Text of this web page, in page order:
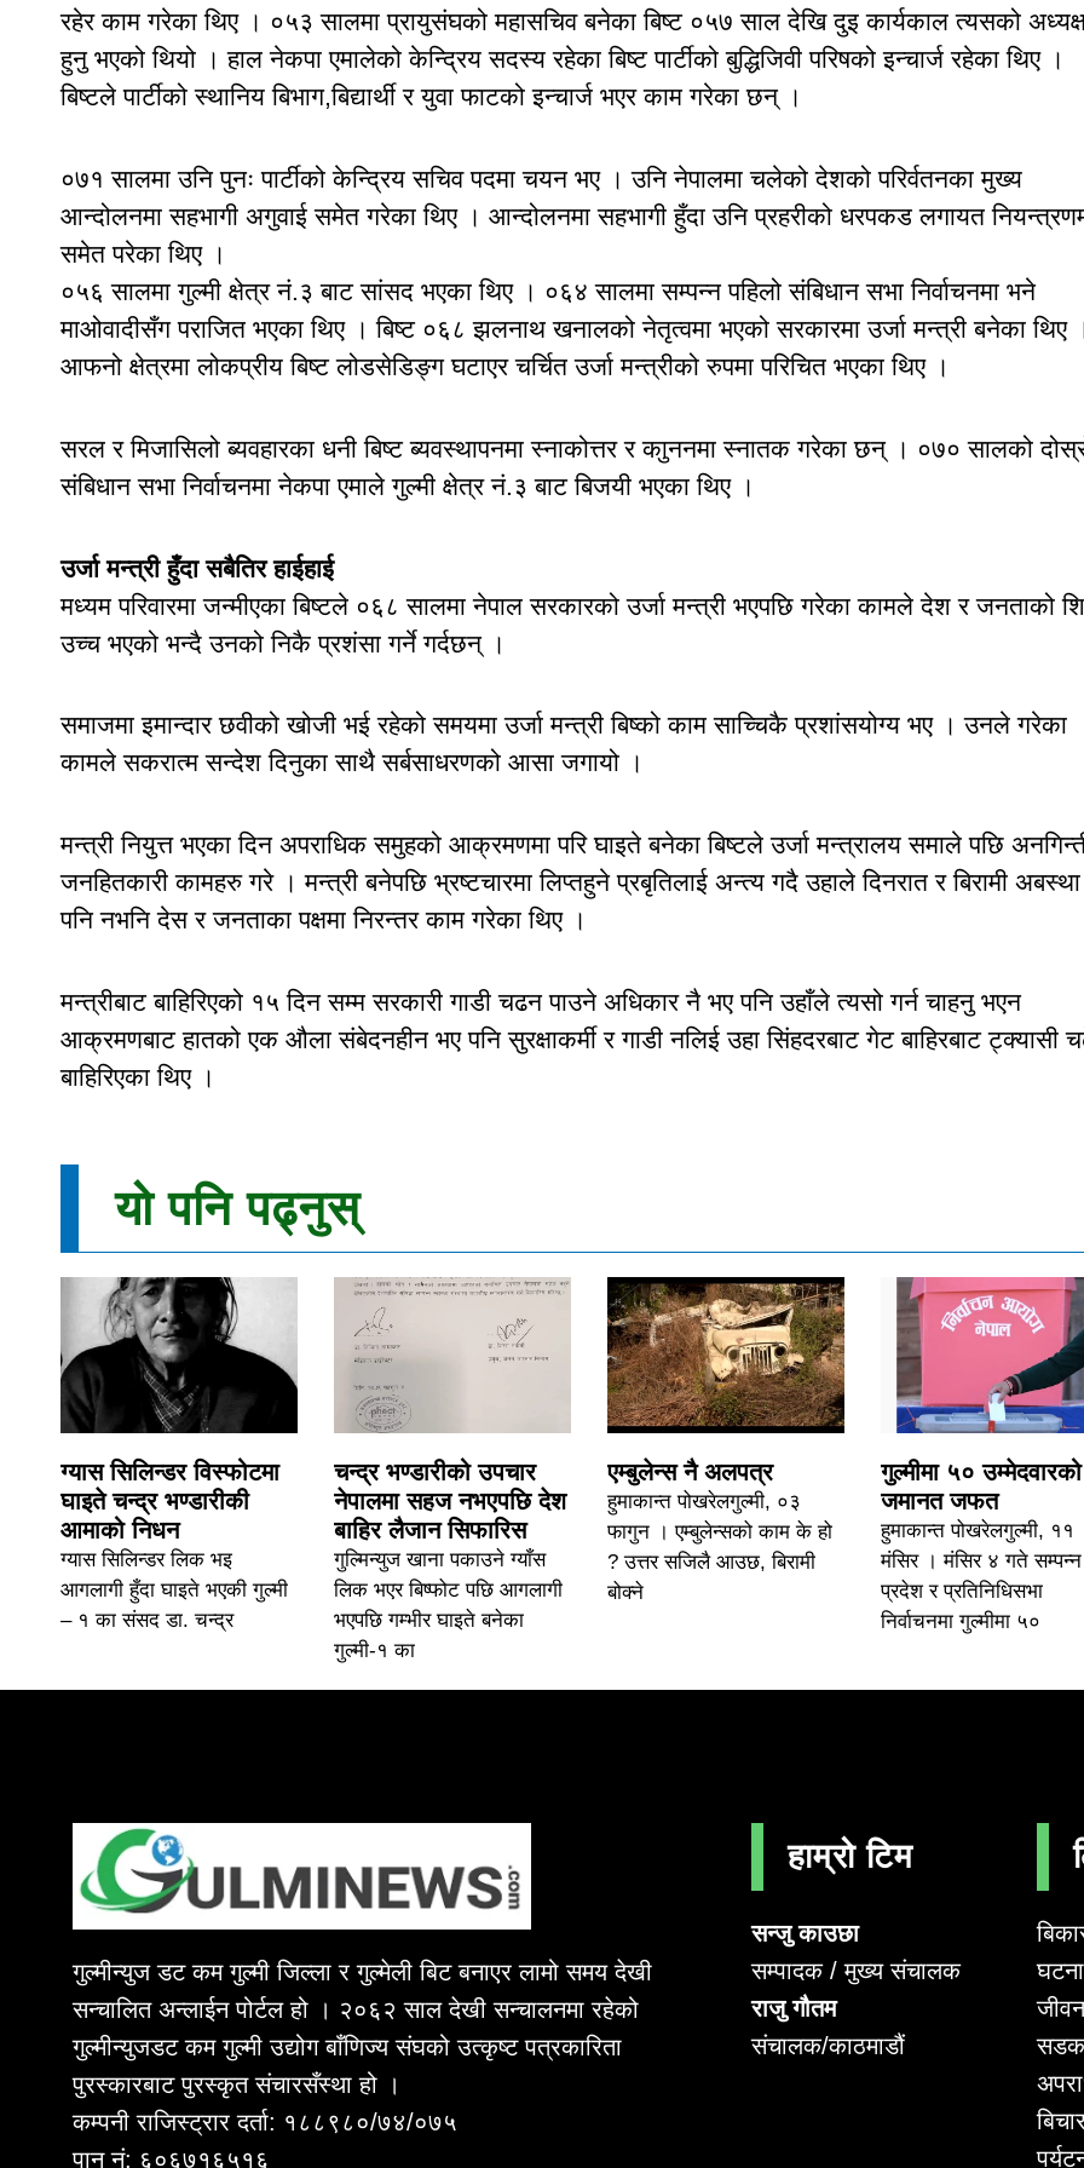
रहेर काम गरेका थिए । ०५३ सालमा प्रायुसंघको महासचिव बनेका बिष्ट ०५७ साल देखि दुइ कार्यकाल त्यसको
हुनु भएको थियो । हाल नेकपा एमालेको केन्द्रिय सदस्य रहेका बिष्ट पार्टीको बुद्धिजिवी परिषको इन्चार्ज रहेका थिए ।
बिष्टले पार्टीको स्थानिय बिभाग,बिद्यार्थी र युवा फाटको इन्चार्ज भएर काम गरेका छन् ।
०७१ सालमा उनि पुनः पार्टीको केन्द्रिय सचिव पदमा चयन भए । उनि नेपालमा चलेको देशको परिर्वतनका मुख्य
आन्दोलनमा सहभागी अगुवाई समेत गरेका थिए । आन्दोलनमा सहभागी हुँदा उनि प्रहरीको धरपकड लगायत
समेत परेका थिए ।
०५६ सालमा गुल्मी क्षेत्र नं.३ बाट सांसद भएका थिए । ०६४ सालमा सम्पन्न पहिलो संबिधान सभा निर्वाचनमा भने
माओवादीसँग पराजित भएका थिए । बिष्ट ०६८ झलनाथ खनालको नेतृत्वमा भएको सरकारमा उर्जा मन्त्री बनेका थिए
आफनो क्षेत्रमा लोकप्रीय बिष्ट लोडसेडिङ्ग घटाएर चर्चित उर्जा मन्त्रीको रुपमा परिचित भएका थिए ।
सरल र मिजासिलो ब्यवहारका धनी बिष्ट ब्यवस्थापनमा स्नाकोत्तर र काुननमा स्नातक गरेका छन् । ०७० सालको
संबिधान सभा निर्वाचनमा नेकपा एमाले गुल्मी क्षेत्र नं.३ बाट बिजयी भएका थिए ।
उर्जा मन्त्री हुँदा सबैतिर हाईहाई
मध्यम परिवारमा जन्मीएका बिष्टले ०६८ सालमा नेपाल सरकारको उर्जा मन्त्री भएपछि गरेका कामले देश र जनताको
उच्च भएको भन्दै उनको निकै प्रशंसा गर्ने गर्दछन् ।
समाजमा इमान्दार छवीको खोजी भई रहेको समयमा उर्जा मन्त्री बिष्को काम साच्चिकै प्रशांसयोग्य भए । उनले गरेका
कामले सकरात्म सन्देश दिनुका साथै सर्बसाधरणको आसा जगायो ।
मन्त्री नियुत्त भएका दिन अपराधिक समुहको आक्रमणमा परि घाइते बनेका बिष्टले उर्जा मन्त्रालय समाले पछि
जनहितकारी कामहरु गरे । मन्त्री बनेपछि भ्रष्टचारमा लिप्तहुने प्रबृतिलाई अन्त्य गदै उहाले दिनरात र बिरामी अबस्था
पनि नभनि देस र जनताका पक्षमा निरन्तर काम गरेका थिए ।
मन्त्रीबाट बाहिरिएको १५ दिन सम्म सरकारी गाडी चढन पाउने अधिकार नै भए पनि उहाँले त्यसो गर्न चाहनु भएन
आक्रमणबाट हातको एक औला संबेदनहीन भए पनि सुरक्षाकर्मी र गाडी नलिई उहा सिंहदरबाट गेट बाहिरबाट ट्क्यासी
बाहिरिएका थिए ।
यो पनि पढ्नुस्
ग्यास सिलिन्डर विस्फोटमा
घाइते चन्द्र भण्डारीकी
आमाको निधन
ग्यास सिलिन्डर लिक भइ
आगलागी हुँदा घाइते भएकी गुल्मी
– १ का संसद डा. चन्द्र
चन्द्र भण्डारीको उपचार
नेपालमा सहज नभएपछि देश
बाहिर लैजान सिफारिस
गुल्मिन्युज खाना पकाउने ग्याँस
लिक भएर बिष्फोट पछि आगलागी
भएपछि गम्भीर घाइते बनेका
गुल्मी-१ का
एम्बुलेन्स नै अलपत्र
हुमाकान्त पोखरेलगुल्मी, ०३
फागुन । एम्बुलेन्सको काम के हो
? उत्तर सजिलै आउछ, बिरामी
बोक्ने
गुल्मीमा ५० उम्मेदवारको
जमानत जफत
हुमाकान्त पोखरेलगुल्मी, ११
मंसिर । मंसिर ४ गते सम्पन्न
प्रदेश र प्रतिनिधिसभा
निर्वाचनमा गुल्मीमा ५०
गुल्मीन्युज डट कम गुल्मी जिल्ला र गुल्मेली बिट बनाएर लामो समय देखी
सन्चालित अन्लाईन पोर्टल हो । २०६२ साल देखी सन्चालनमा रहेको
गुल्मीन्युजडट कम गुल्मी उद्योग बाँणिज्य संघको उत्कृष्ट पत्रकारिता
पुरस्कारबाट पुरस्कृत संचारसँस्था हो ।
कम्पनी राजिस्ट्रार दर्ता: १८८९८०/७४/०७५
पान नं: ६०६७१६५१६
हाम्रो टिम
सन्जु काउछा
सम्पादक / मुख्य संचालक
राजु गौतम
संचालक/काठमाडौं